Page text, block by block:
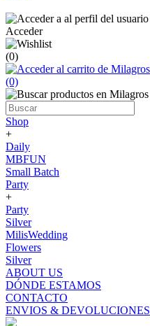
Acceder
(0)
(0)
Shop
+
Daily
MBFUN
Small Batch
Party
+
Party
Silver
MilisWedding
Flowers
Silver
ABOUT US
DÓNDE ESTAMOS
CONTACTO
ENVIOS & DEVOLUCIONES